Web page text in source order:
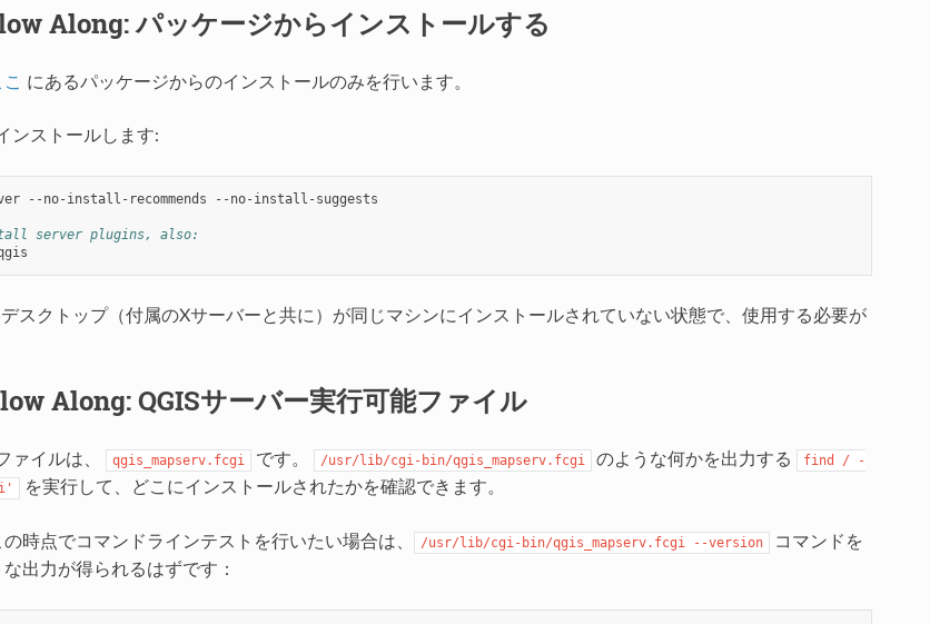
Along: パッケージからインストールする
こ にあるパッケージからのインストールのみを行います。
ンストールします:
--no-install-recommends --no-install-suggests
server plugins, also:
デスクトップ（付属のXサーバーと共に）が同じマシンにインストールされていない状態で、使用する必要が
Along: QGISサーバー実行可能ファイル
ァイルは、 qgis_mapserv.fcgi です。 /usr/lib/cgi-bin/qgis_mapserv.fcgi のような何かを出力する find /
-
を実行して、どこにインストールされたかを確認できます。
時点でコマンドラインテストを行いたい場合は、 /usr/lib/cgi-bin/qgis_mapserv.fcgi --version
コマンドを
出力が得られるはずです：